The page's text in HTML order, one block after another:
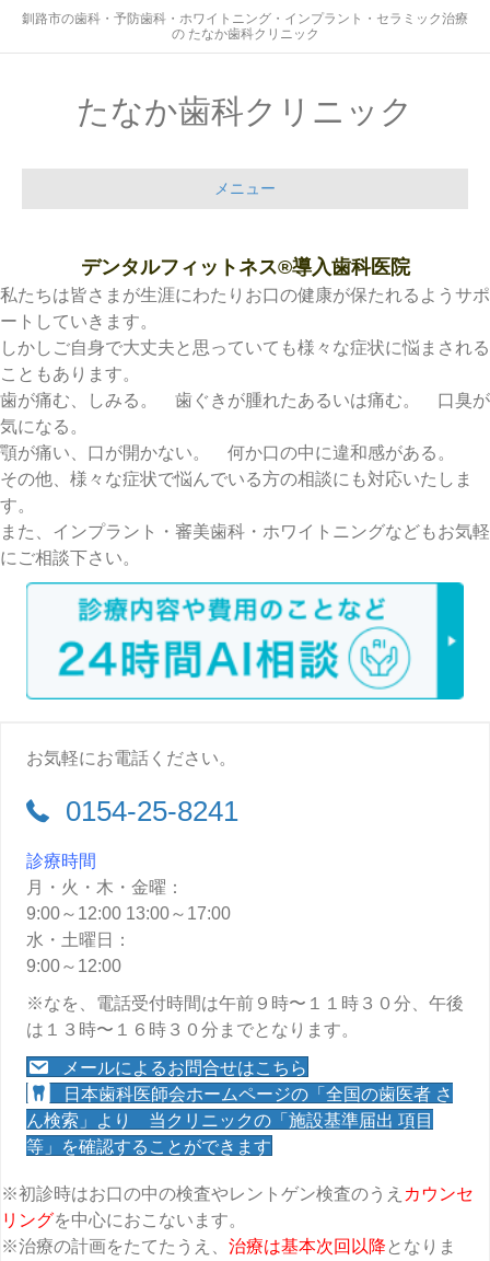
釧路市の歯科・予防歯科・ホワイトニング・インプラント・セラミック治療
の たなか歯科クリニック
たなか歯科クリニック
メニュー
デンタルフィットネス®︎導入歯科医院
私たちは皆さまが生涯にわたりお口の健康が保たれるようサポ
ートしていきます。
しかしご自身で大丈夫と思っていても様々な症状に悩まされる
こともあります。
歯が痛む、しみる。 歯ぐきが腫れたあるいは痛む。 口臭が
気になる。
顎が痛い、口が開かない。 何か口の中に違和感がある。
その他、様々な症状で悩んでいる方の相談にも対応いたしま
す。
また、インプラント・審美歯科・ホワイトニングなどもお気軽
にご相談下さい。
お気軽にお電話ください。
0154-25-8241
診療時間
月・火・木・金曜：
9:00～12:00 13:00～17:00
水・土曜日：
9:00～12:00
※なを、電話受付時間は午前９時〜１１時３０分、午後
は１３時〜１６時３０分までとなります。
メールによるお問合せはこちら
日本歯科医師会ホームページの「全国の歯医者 さ
ん検索」より 当クリニックの「施設基準届出 項目
等」を確認することができます
※初診時はお口の中の検査やレントゲン検査のうえ カウンセ
リングを中心におこないます。
※治療の計画をたてたうえ、 治療は基本次回以降 となりま